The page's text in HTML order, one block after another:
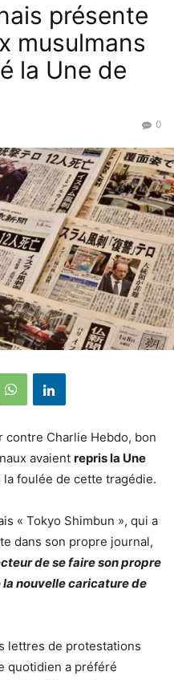
présente
musulmans
la Une de
0
contre Charlie Hebdo, bon
avaient repris la Une
la foulée de cette tragédie.
« Tokyo Shimbun », qui a
dans son propre journal,
de se faire son propre
nouvelle caricature de
lettres de protestations
quotidien a préféré